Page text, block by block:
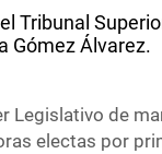
Tribunal
Gómez Álvarez.
Legislativo de
electas por